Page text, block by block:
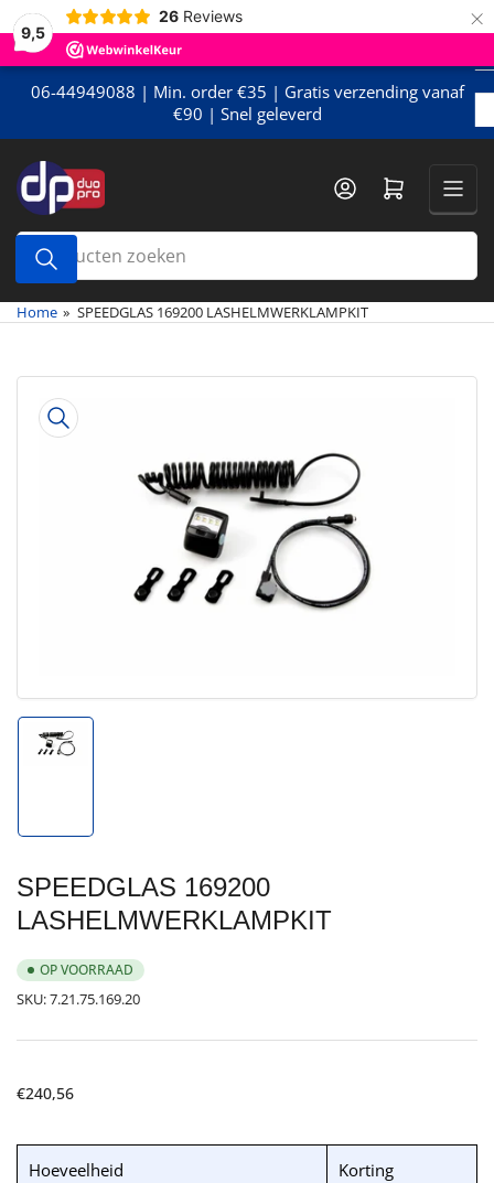
9,5
26 Reviews ×
Meteen
naar
de
content06-44949088 | Min. order €35 | Gratis verzending vanaf
€90 | Snel geleverd
Producten
zoeken
Mini-winkelwagen openen
Home » SPEEDGLAS 169200 LASHELMWERKLAMPKIT
naar
productinformatie
Media
openen
in
SPEEDGLAS 169200
LASHELMWERKLAMPKIT
OP VOORRAAD
SKU:7.21.75.169.20
Normale
€240,56
Hoeveelheid Korting